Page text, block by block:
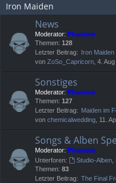
Iron Maiden
News
Moderator: Phantom
Themen: 128
Letzter Beitrag: Iron
von ZoSo_Capricorn , 4.
Sonstiges
Moderator: Phantom
Themen: 127
Letzter Beitrag: Maiden im
von chemicalwedding , 11.
Songs & Alben
Moderator: Phantom
Unterforen:
Studio-Alben,
Themen: 83
Letzter Beitrag: The Final